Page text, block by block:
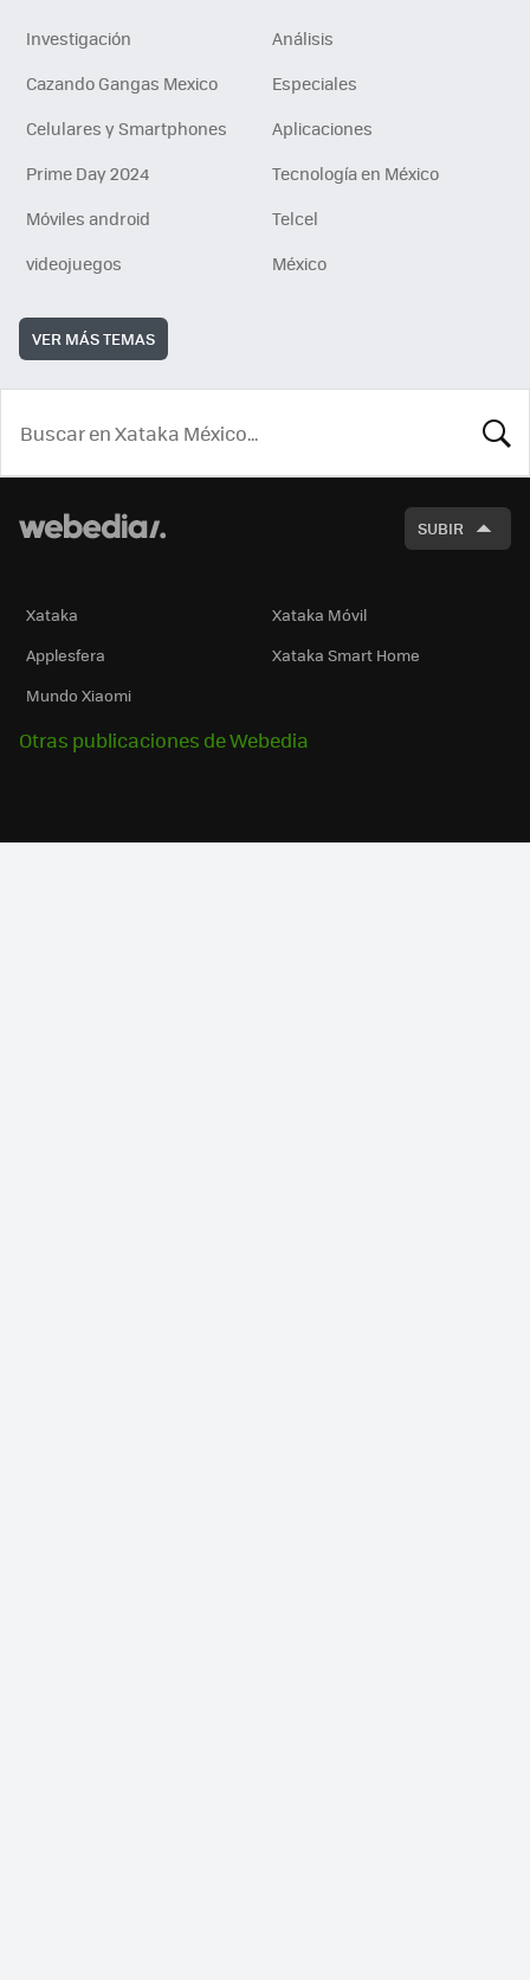
Investigación
Análisis
Cazando Gangas Mexico
Especiales
Celulares y Smartphones
Aplicaciones
Prime Day 2024
Tecnología en México
Móviles android
Telcel
videojuegos
México
VER MÁS TEMAS
SUBIR
Xataka
Xataka Móvil
Applesfera
Xataka Smart Home
Mundo Xiaomi
Otras publicaciones de Webedia